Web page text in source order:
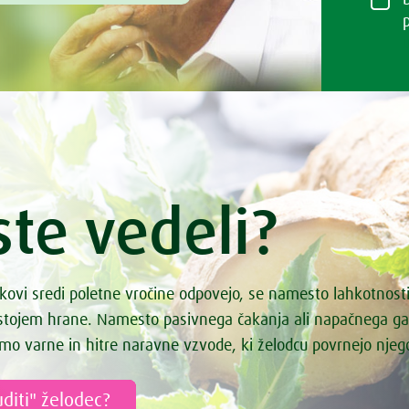
Latte
rulada – brez glutena
vanilja puding
z lešniki
z ingverjem in vanilijo ter z
z orehi
s pistacijami
juha
čokoladice s čilijem
s porom
s kvinojo
vedeli?
sredi poletne vročine odpovejo, se namesto
hrane. Namesto pasivnega čakanja ali napačnega
varne in hitre naravne vzvode, ki želodcu povrnejo
želodec?